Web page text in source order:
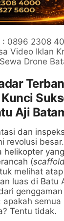
: 0896 2308
Video Iklan
Drone
Aji
dan
revolusi
helikopter
(
melihat
luas di Batu
apakah
Tentu tidak.